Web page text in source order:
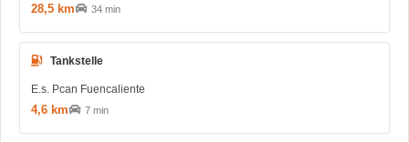
28,5 km 34 min
Tankstelle
E.s. Pcan Fuencaliente
4,6 km 7 min